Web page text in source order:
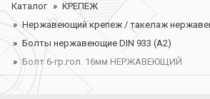
Каталог
КРЕПЕЖ
Нержавеющий крепеж / такелаж
Болты нержавеющие DIN 933 (А2)
Болт 6-гр.гол. 16мм НЕРЖАВЕЮЩИЙ